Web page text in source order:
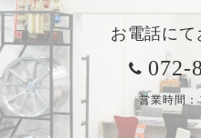
お電話に
072-
営業時間